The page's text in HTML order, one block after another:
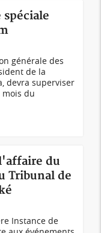
générale des
de la
devra superviser
mois du
du
Tribunal de
Instance de